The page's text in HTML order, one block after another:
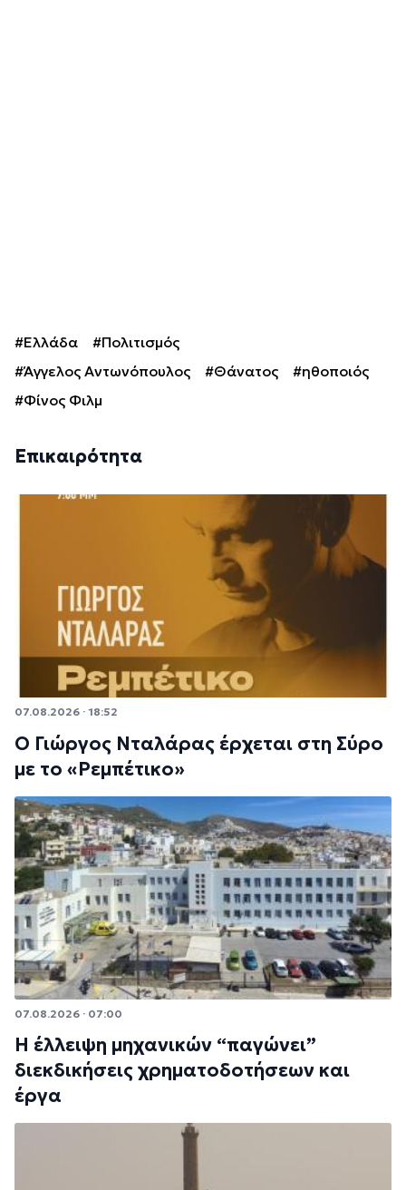
#Ελλάδα
#Πολιτισμός
#Άγγελος Αντωνόπουλος
#Θάνατος
#ηθοποιός
#Φίνος Φιλμ
Επικαιρότητα
07.08.2026 · 18:52
Ο Γιώργος Νταλάρας έρχεται στη Σύρο
με το «Ρεμπέτικο»
07.08.2026 · 07:00
Η έλλειψη μηχανικών “παγώνει”
διεκδικήσεις χρηματοδοτήσεων και
έργα